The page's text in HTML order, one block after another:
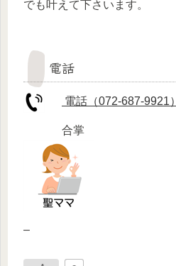
でも叶えて下さいます。
電話
電話（072-687-9921）
合掌
–